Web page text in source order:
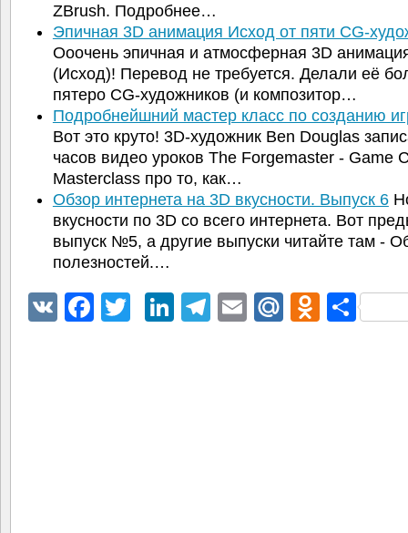
ZBrush. Подробнее…
Эпичная 3D анимация Исход от пяти CG-
Ооочень эпичная и атмосферная 3D
(Исход)! Перевод не требуется. Делали её
пятеро CG-художников (и композитор…
Подробнейшний мастер класс по созданию
Вот это круто! 3D-художник Ben Douglas
часов видео уроков The Forgemaster - Game
Masterclass про то, как…
Обзор интернета на 3D вкусности. Выпуск 6
вкусности по 3D со всего интернета. Вот
выпуск №5, а другие выпуски читайте там -
полезностей.…
VK Facebook
TwitterLinkedIn
Telegram
EmailMail.Ru